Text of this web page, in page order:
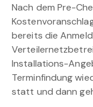
Nach dem Pre-
bereits die
Installations-
Terminfindung
statt und dann